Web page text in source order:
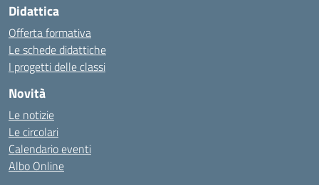
Didattica
Offerta formativa
Le schede didattiche
I progetti delle classi
Novità
Le notizie
Le circolari
Calendario eventi
Albo Online